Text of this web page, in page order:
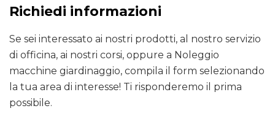
Richiedi informazioni
Se sei interessato ai nostri prodotti, al nostro servizio
di officina, ai nostri corsi, oppure a Noleggio
macchine giardinaggio, compila il form selezionando
la tua area di interesse! Ti risponderemo il prima
possibile.